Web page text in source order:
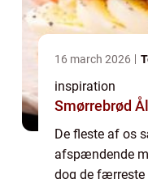
16 march 2026
inspiration
Smørrebrød
De fleste af os
afspændende
dog de